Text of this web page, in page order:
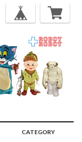
CATEGORY